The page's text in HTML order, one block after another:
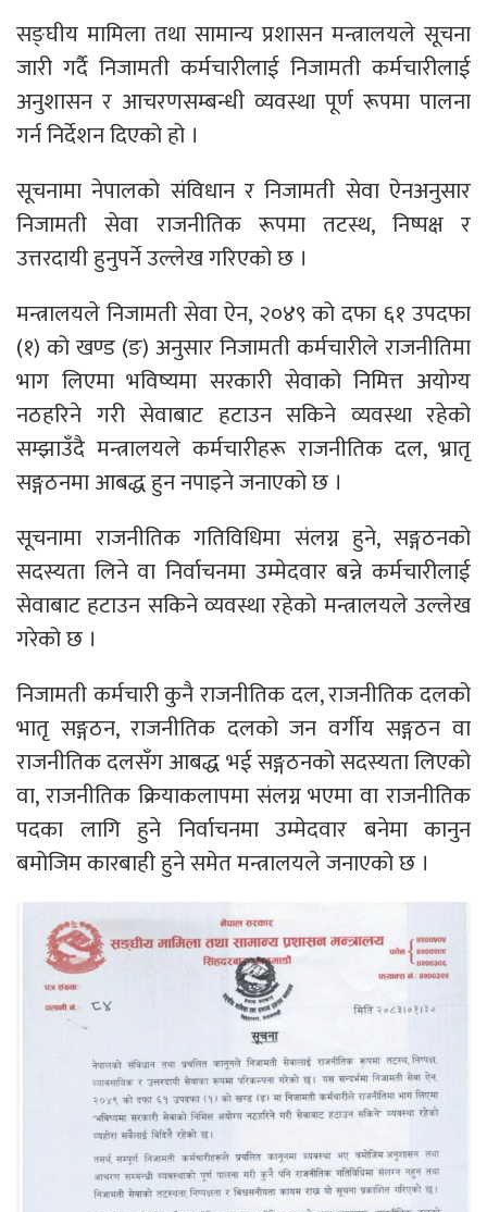
सङ्घीय मामिला तथा सामान्य प्रशासन मन्त्रालयले सूचना
जारी गर्दै निजामती कर्मचारीलाई निजामती कर्मचारीलाई
अनुशासन र आचरणसम्बन्धी व्यवस्था पूर्ण रूपमा पालना
गर्न निर्देशन दिएको हो ।
सूचनामा नेपालको संविधान र निजामती सेवा ऐनअनुसार
निजामती सेवा राजनीतिक रूपमा तटस्थ, निष्पक्ष र
उत्तरदायी हुनुपर्ने उल्लेख गरिएको छ ।
मन्त्रालयले निजामती सेवा ऐन, २०४९ को दफा ६१ उपदफा
(१) को खण्ड (ङ) अनुसार निजामती कर्मचारीले राजनीतिमा
भाग लिएमा भविष्यमा सरकारी सेवाको निमित्त अयोग्य
नठहरिने गरी सेवाबाट हटाउन सकिने व्यवस्था रहेको
सम्झाउँदै मन्त्रालयले कर्मचारीहरू राजनीतिक दल, भ्रातृ
सङ्गठनमा आबद्ध हुन नपाइने जनाएको छ ।
सूचनामा राजनीतिक गतिविधिमा संलग्न हुने, सङ्गठनको
सदस्यता लिने वा निर्वाचनमा उम्मेदवार बन्ने कर्मचारीलाई
सेवाबाट हटाउन सकिने व्यवस्था रहेको मन्त्रालयले उल्लेख
गरेको छ ।
निजामती कर्मचारी कुनै राजनीतिक दल, राजनीतिक दलको
भातृ सङ्गठन, राजनीतिक दलको जन वर्गीय सङ्गठन वा
राजनीतिक दलसँग आबद्ध भई सङ्गठनको सदस्यता लिएको
वा, राजनीतिक क्रियाकलापमा संलग्न भएमा वा राजनीतिक
पदका लागि हुने निर्वाचनमा उम्मेदवार बनेमा कानुन
बमोजिम कारबाही हुने समेत मन्त्रालयले जनाएको छ ।